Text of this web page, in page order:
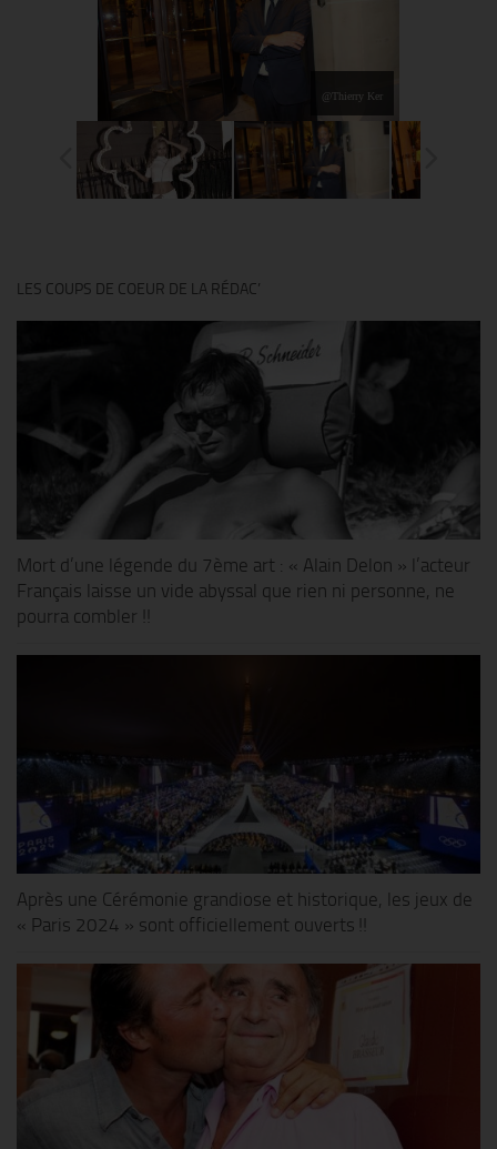
@Thierry Ker
LES COUPS DE COEUR DE LA RÉDAC’
Mort d’une légende du 7ème art : « Alain Delon » l’acteur
Français laisse un vide abyssal que rien ni personne, ne
pourra combler !!
Après une Cérémonie grandiose et historique, les jeux de
« Paris 2024 » sont officiellement ouverts !!